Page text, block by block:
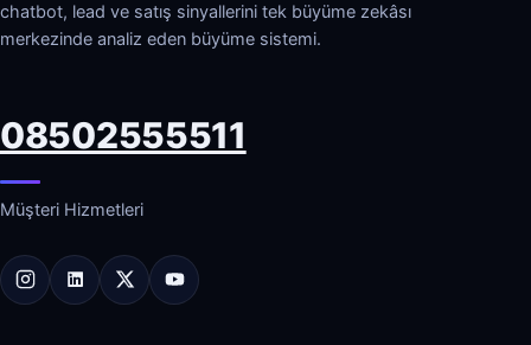
chatbot, lead ve satış sinyallerini tek büyüme zekâsı
merkezinde analiz eden büyüme sistemi.
08502555511
Müşteri Hizmetleri